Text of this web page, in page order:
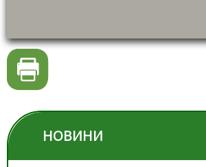
НОВИНИ